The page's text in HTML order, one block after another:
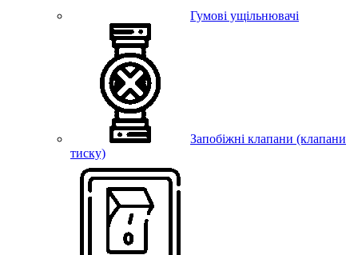
Гумові ущільнювачі
Запобіжні клапани (клапани
тиску)